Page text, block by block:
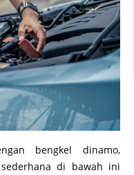
bengkel dinamo,
di bawah ini